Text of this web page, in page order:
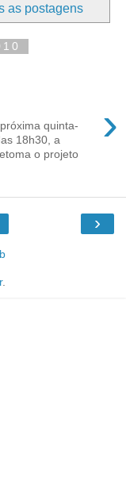
as postagens
›
quinta-
18h30, a
o projeto
›
.